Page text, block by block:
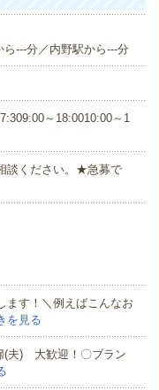
---分／内野駅から---分
～18:0010:00～1
談ください。★急募で
ます！＼例えばこんなお
を見る
(夫) 大歓迎！〇ブラン